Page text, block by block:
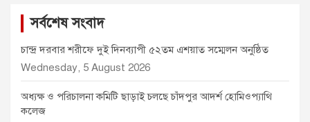
সর্বশেষ সংবাদ
চান্দ্র দরবার শরীফে দুই দিনব্যাপী ৫২তম এশয়াত সম্মেলন অনুষ্ঠিত
Wednesday, 5 August 2026
অধ্যক্ষ ও পরিচালনা কমিটি ছাড়াই চলছে চাঁদপুর আদর্শ হোমিওপ্যাথি
কলেজ